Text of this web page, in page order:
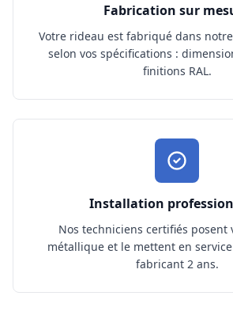
Fabrication sur
Votre rideau est fabriqué dans
selon vos spécifications :
finitions RAL.
Installation
Nos techniciens certifiés posent
métallique et le mettent en
fabricant 2 ans.